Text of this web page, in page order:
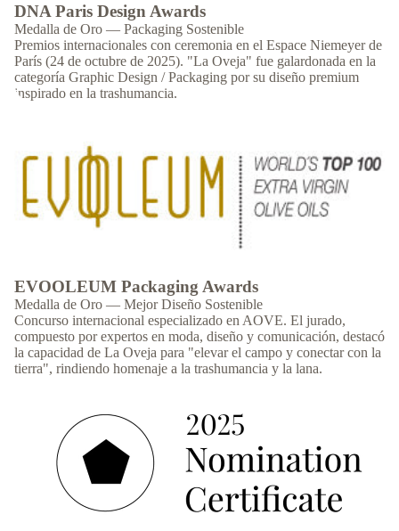
DNA Paris Design Awards
Medalla de Oro — Packaging Sostenible
Premios internacionales con ceremonia en el Espace Niemeyer de
París (24 de octubre de 2025). "La Oveja" fue galardonada en la
categoría Graphic Design / Packaging por su diseño premium
inspirado en la trashumancia.
EVOOLEUM Packaging Awards
Medalla de Oro — Mejor Diseño Sostenible
Concurso internacional especializado en AOVE. El jurado,
compuesto por expertos en moda, diseño y comunicación, destacó
la capacidad de La Oveja para "elevar el campo y conectar con la
tierra", rindiendo homenaje a la trashumancia y la lana.